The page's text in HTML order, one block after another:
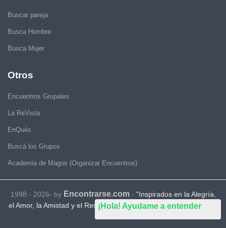
¡Hola! Ayudame a entender
Buscar pareja
Busca Hombre
Busca Mujer
Otros
Encuentros Grupales
La ReVista
EnQués
Buscá los Grupos
Academia de Magos (Organizar Encuentros)
1998 - 2026- by Encontrarse.com- "Inspirados en la Alegría,
el Amor, la Amistad y el Respeto, motivamos a la gente a que sea